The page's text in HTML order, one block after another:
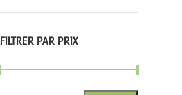
FILTRER PAR PRIX